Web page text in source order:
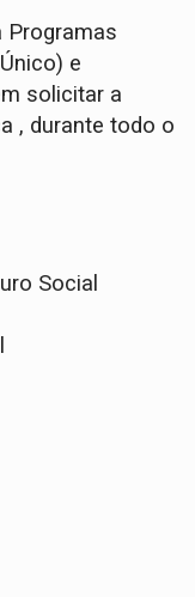
Programas
e
solicitar a
, durante todo o
Social